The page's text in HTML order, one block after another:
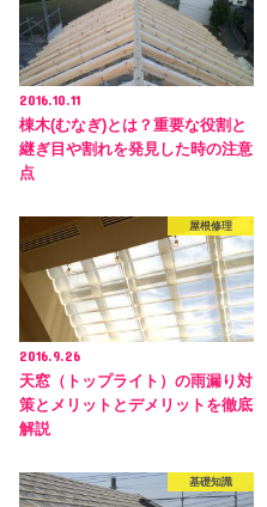
2016.10.11
棟木(むなぎ)とは？重要な役割と
継ぎ目や割れを発見した時の注意
点
屋根修理
2016.9.26
天窓（トップライト）の雨漏り対
策とメリットとデメリットを徹底
解説
基礎知識